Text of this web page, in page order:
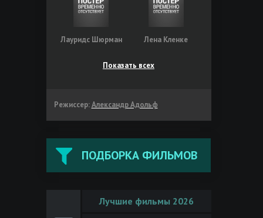
Лауридс Шюрман Лена Кленке
Показать всех
Режиссер: Александр Адольф
ПОДБОРКА ФИЛЬМОВ
Лучшие фильмы 2026